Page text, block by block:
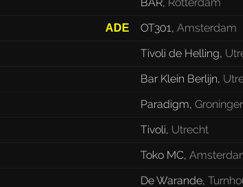
BAR, Rotterdam
ADE OT301,Amsterdam
Tivoli de Helling,
Bar Klein Berlijn,
Paradigm,
Tivoli, Utrecht
Toko MC,
De Warande,